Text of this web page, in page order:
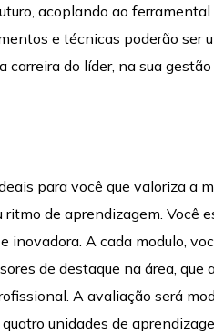
acoplando ao
e técnicas poderão ser
do líder, na sua gestão
para você que valoriza a
de aprendizagem. Você
A cada modulo,
de destaque na área, que
A avaliação será
unidades de